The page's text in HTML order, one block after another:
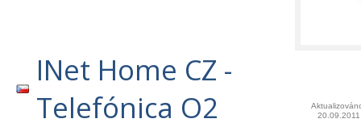
INet Home CZ -
Telefónica O2
20.09.2011